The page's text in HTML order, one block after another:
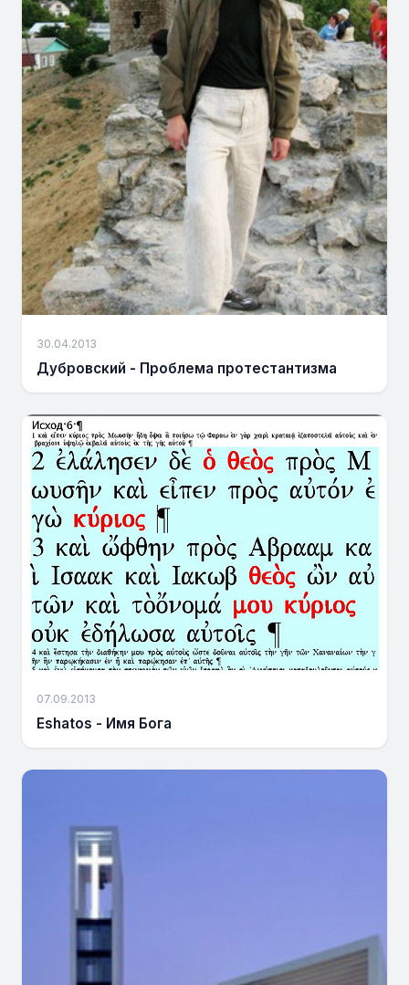
30.04.2013
Дубровский - Проблема протестантизма
07.09.2013
Eshatos - Имя Бога